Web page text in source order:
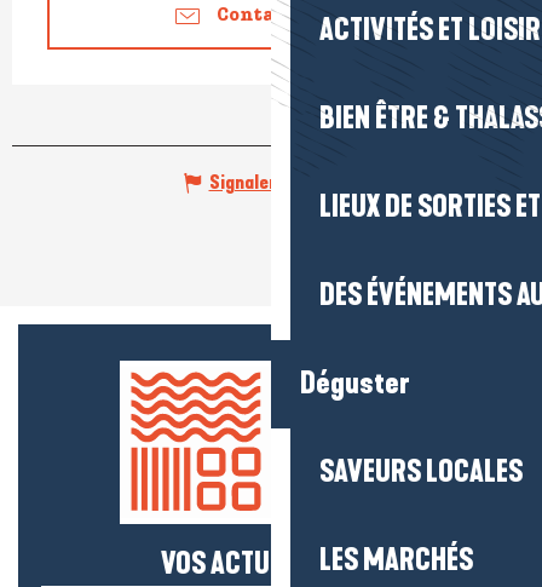
ACTIVITÉS ET
BIEN ÊTRE &
LIEUX DE SORTIES
DES ÉVÉNEMENTS
Déguster
SAVEURS LOCALES
LES MARCHÉS
Contactez-nous
Signaler une erreur
VOS ACTUS SALÉES !